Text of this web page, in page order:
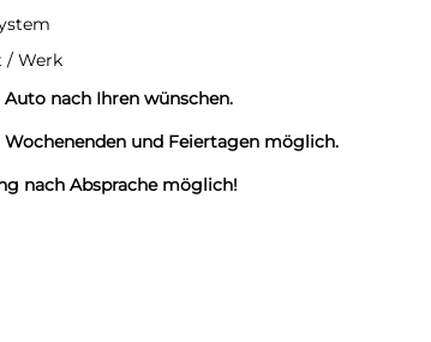
/ Werk
nach Ihren wünschen.
und Feiertagen möglich.
nach Absprache möglich!